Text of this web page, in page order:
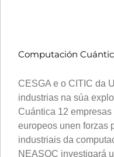
Computación
CESGA e o CITIC da
industrias na súa
Cuántica 12
europeos unen forzas
industriais da
NEASQC investigará